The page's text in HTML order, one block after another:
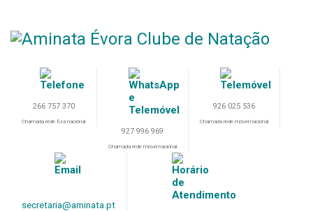
266 757 370
Chamada rede fixa nacional
927 996 969
Chamada rede móvel nacional
926 025 536
Chamada rede móvel nacional
secretaria@aminata.pt